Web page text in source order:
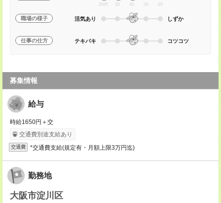
20代 30 40 50 60
職場の様子 活気あり しずか
仕事の仕方 テキパキ コツコツ
募集情報
給与
時給1650円＋交
交通費別途支給あり
交通費 *交通費支給(規定有・月額上限3万円迄)
勤務地
大阪市淀川区